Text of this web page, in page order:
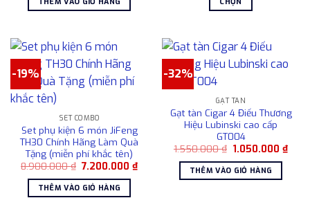
18.500.000 ₫.là:
14.500.000 ₫.
này
có
thể.
Các
tùy
chọn
có
thể
-19%
SET COMBO
Set phụ kiện 6 món JiFeng
TH30 Chính Hãng Làm Quà
Tặng (miễn phí khắc tên)
8.900.000₫ Giá
là:
8.900.000 ₫.
7.200.000₫Giá
hiện
THÊM VÀO GIỎ HÀNG
-32%
GẠT TÀN
Gạt tàn Cigar 4 Điếu Thương
Hiệu Lubinski cao cấp
GT004
1.550.000₫ Giá
là:
1.550.000 ₫.
1.050.000₫Giá
hiện
THÊM VÀO GIỎ HÀNG